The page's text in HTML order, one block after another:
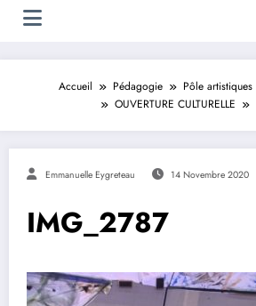
Accueil Pédagogie Pôle artistiques
OUVERTURE CULTURELLE
Emmanuelle Eygreteau 14 Novembre 2020
IMG_2787